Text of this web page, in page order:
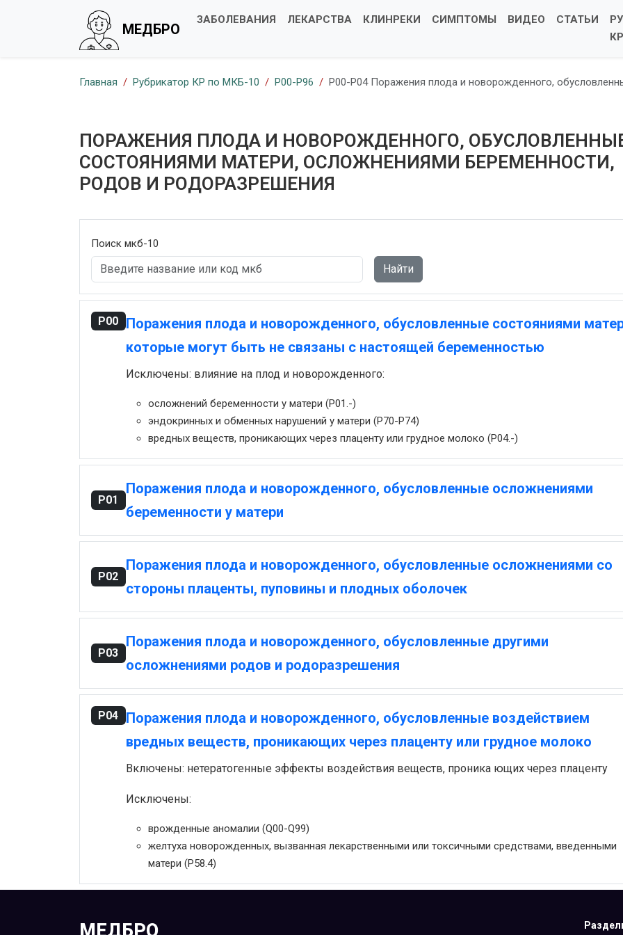
МЕДБРО
ЗАБОЛЕВАНИЯ ЛЕКАРСТВА КЛИНРЕКИ СИМПТОМЫ ВИДЕО СТАТЬИ
КР
Главная Рубрикатор КР по МКБ-10 P00-P96 P00-P04 Поражения плода и новорожденного,
ПОРАЖЕНИЯ ПЛОДА И НОВОРОЖДЕННОГО,
СОСТОЯНИЯМИ МАТЕРИ, ОСЛОЖНЕНИЯМИ БЕРЕМЕННОСТИ,
РОДОВ И РОДОРАЗРЕШЕНИЯ
Поиск мкб-10
Найти
P00 Поражения плода и новорожденного, обусловленные состояниями
которые могут быть не связаны с настоящей беременностью
Исключены: влияние на плод и новорожденного:
осложнений беременности у матери (P01.-)
эндокринных и обменных нарушений у матери (P70-P74)
вредных веществ, проникающих через плаценту или грудное молоко (P04.-)
P01
Поражения плода и новорожденного, обусловленные осложнениями
беременности у матери
P02
Поражения плода и новорожденного, обусловленные осложнениями со
стороны плаценты, пуповины и плодных оболочек
P03
Поражения плода и новорожденного, обусловленные другими
осложнениями родов и родоразрешения
P04 Поражения плода и новорожденного, обусловленные воздействием
вредных веществ, проникающих через плаценту или грудное молоко
Включены: нетератогенные эффекты воздействия веществ, проника ющих через плаценту
Исключены:
врожденные аномалии (Q00-Q99)
желтуха новорожденных, вызванная лекарственными или токсичными средствами, введенными
матери (P58.4)